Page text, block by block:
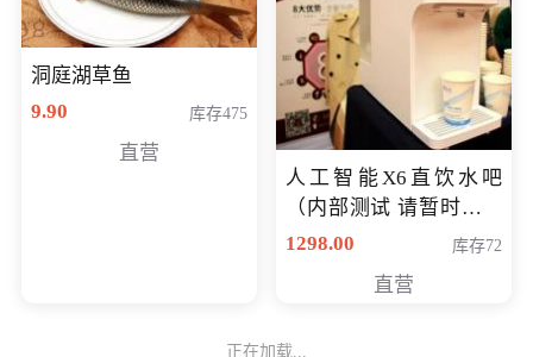
洞庭湖草鱼
9.90
库存475
直营
人工智能X6直饮水吧
（内部测试 请暂时不要
购买）
1298.00 库存72
直营
正在加载...